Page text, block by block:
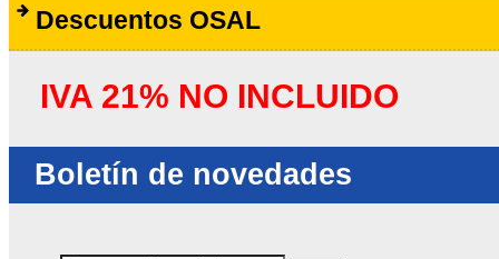
Descuentos OSAL
IVA 21% NO INCLUIDO
Boletín de novedades